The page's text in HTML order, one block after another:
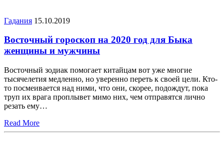
Гадания 15.10.2019
Восточный гороскоп на 2020 год для Быка
женщины и мужчины
Восточный зодиак помогает китайцам вот уже многие
тысячелетия медленно, но уверенно переть к своей цели. Кто-
то посмеивается над ними, что они, скорее, подождут, пока
труп их врага проплывет мимо них, чем отправятся лично
резать ему…
Read More